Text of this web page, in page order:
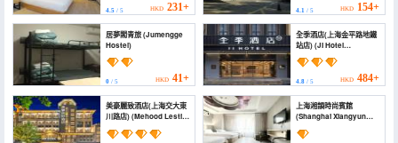
4.5 / 5 HKD 231+ 4.1/ 5 HKD 154+
居夢閣青旅 (Jumengge
Hostel)
0 / 5 HKD 41+
全季酒店(上海金平路地鐵
站店) (JI Hotel
(Shanghai Jinping Road
Subway Station))
4.8/ 5 HKD 484+
美豪麗致酒店(上海交大東
川路店) (Mehood Lestie
Jiaotong University
上海湘韻時尚賓館
(Shanghai Xiangyun